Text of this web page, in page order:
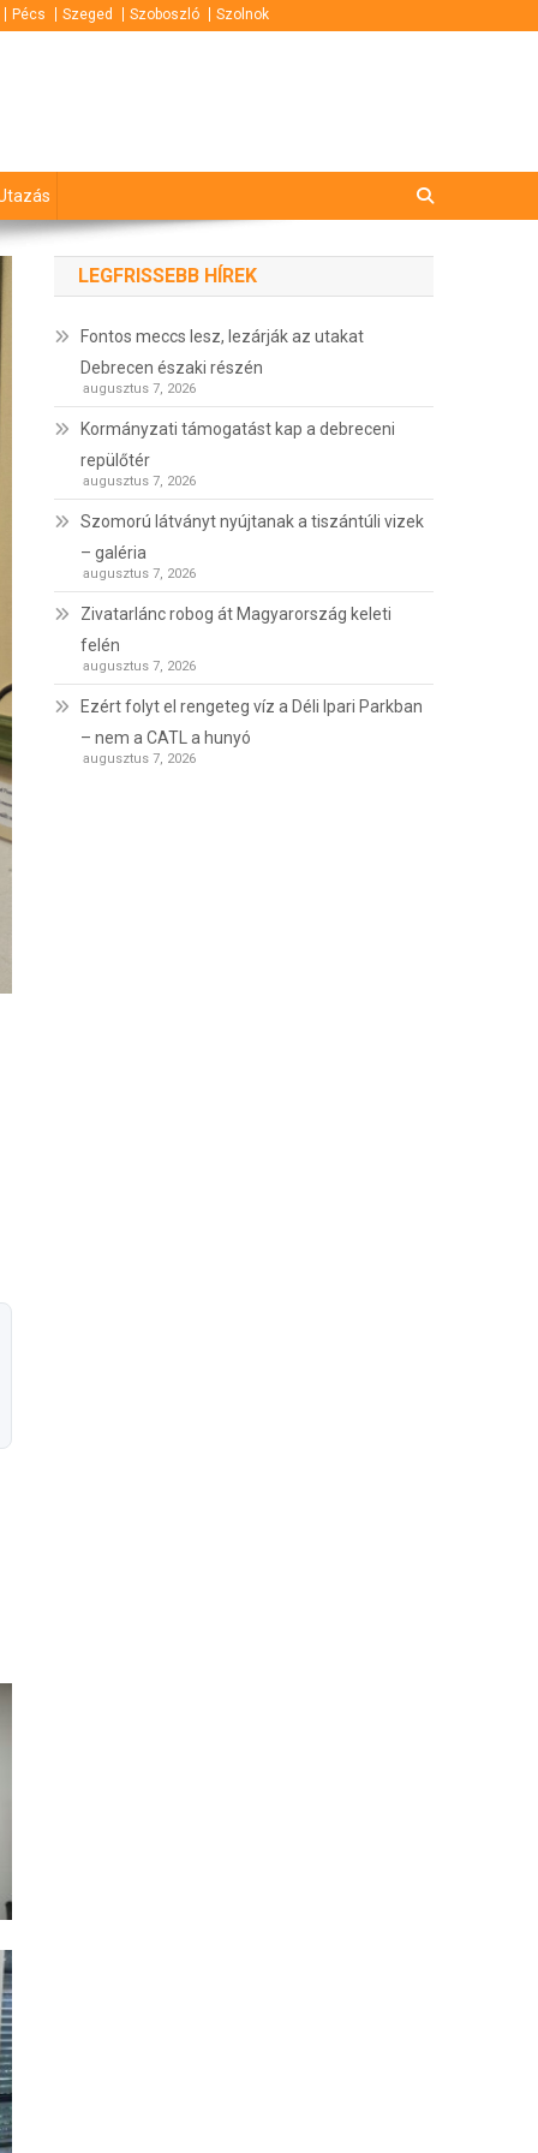
Pécs Szeged Szoboszló Szolnok
LEGFRISSEBB HÍREK
Fontos meccs lesz, lezárják az utakat
Debrecen északi részén
augusztus 7, 2026
Kormányzati támogatást kap a debreceni
repülőtér
augusztus 7, 2026
Szomorú látványt nyújtanak a tiszántúli vizek
– galéria
augusztus 7, 2026
Zivatarlánc robog át Magyarország keleti
felén
augusztus 7, 2026
Ezért folyt el rengeteg víz a Déli Ipari Parkban
– nem a CATL a hunyó
augusztus 7, 2026